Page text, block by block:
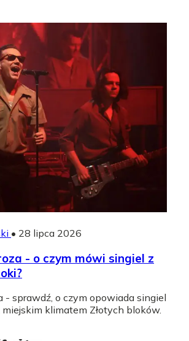
• 28 lipca 2026
- o czym mówi singiel z
- sprawdź, o czym opowiada singiel
miejskim klimatem Złotych bloków.